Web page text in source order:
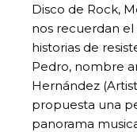
Disco de Rock,
nos recuerdan
historias de
Pedro, nombre
Hernández
propuesta una
panorama